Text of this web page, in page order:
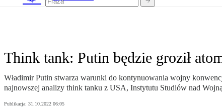
Think tank: Putin będzie groził
Władimir Putin stwarza warunki do kontynuowania wojny
najnowszej analizy think tanku z USA, Instytutu Studiów nad
Publikacja: 31.10.2022 06:05